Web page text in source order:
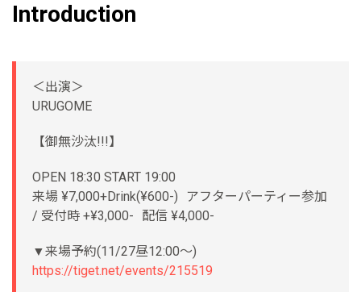
Introduction
＜出演＞
URUGOME
【御無沙汰!!!】
OPEN 18:30 START 19:00
来場 ¥7,000+Drink(¥600-) アフターパーティー参加
/ 受付時 +¥3,000- 配信 ¥4,000-
▼来場予約(11/27昼12:00〜)
https://tiget.net/events/215519